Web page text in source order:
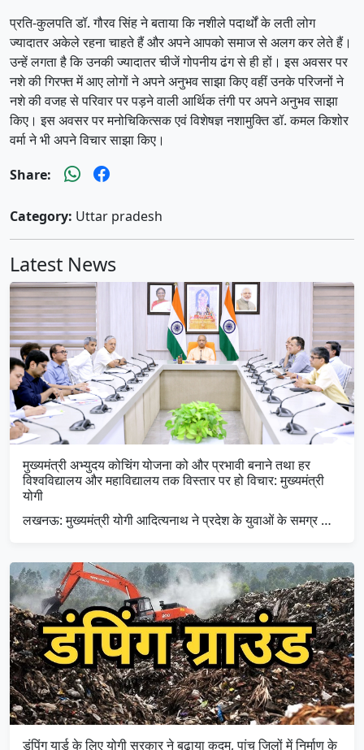
प्रति-कुलपति डॉ. गौरव सिंह ने बताया कि नशीले पदार्थों के लती लोग
ज्यादातर अकेले रहना चाहते हैं और अपने आपको समाज से अलग कर लेते हैं।
उन्हें लगता है कि उनकी ज्यादातर चीजें गोपनीय ढंग से ही हों। इस अवसर पर
नशे की गिरफ्त में आए लोगों ने अपने अनुभव साझा किए वहीं उनके परिजनों ने
नशे की वजह से परिवार पर पड़ने वाली आर्थिक तंगी पर अपने अनुभव साझा
किए। इस अवसर पर मनोचिकित्सक एवं विशेषज्ञ नशामुक्ति डॉ. कमल किशोर
वर्मा ने भी अपने विचार साझा किए।
Share:
Category: Uttar pradesh
Latest News
मुख्यमंत्री अभ्युदय कोचिंग योजना को और प्रभावी बनाने तथा हर
विश्वविद्यालय और महाविद्यालय तक विस्तार पर हो विचार: मुख्यमंत्री
योगी
लखनऊ: मुख्यमंत्री योगी आदित्यनाथ ने प्रदेश के युवाओं के समग्र …
डंपिंग यार्ड के लिए योगी सरकार ने बढ़ाया कदम, पांच जिलों में निर्माण के